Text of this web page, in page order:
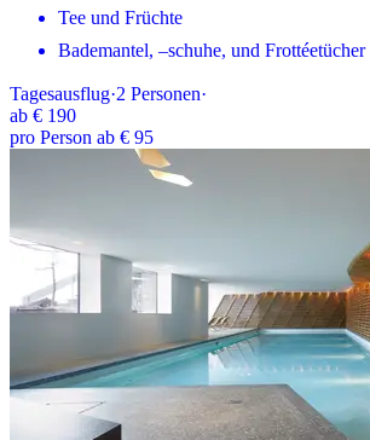
Tee und Früchte
Bademantel, –schuhe, und Frottéetücher
Tagesausflug·2 Personen·
ab € 190
pro Person ab € 95